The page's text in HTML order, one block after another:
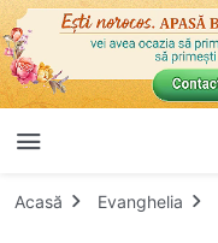
Acasă Evanghelia